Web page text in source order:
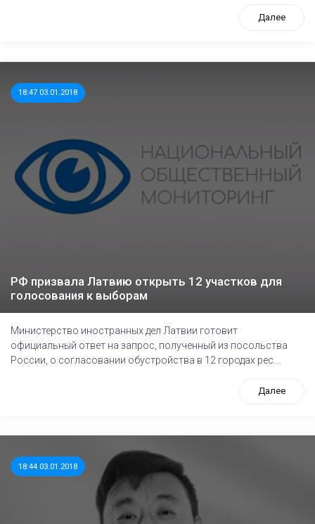
Далее
18:47 03.01.2018
РФ призвала Латвию открыть 12 участков для
голосования к выборам
Министерство иностранных дел Латвии готовит
официальный ответ на запрос, полученный из посольства
России, о согласовании обустройства в 12 городах рес...
Далее
18:44 03.01.2018